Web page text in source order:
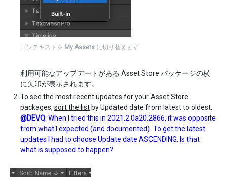
コンテキストを My Assets に切り替えます
利用可能なアップデートがある Asset Store パッケージの横
に矢印が表示されます。
To see the most recent updates for your Asset Store
packages, sort the list by Updated date from latest to oldest.
@DEVQ: When I tried this in 2021.2.0a20.2866, it was opposite
from what I expected (and documented). To get the latest
updates I had to choose Update date ASCENDING. Is that
what is supposed to happen?